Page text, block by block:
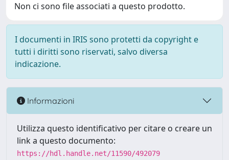
Non ci sono file associati a questo prodotto.
I documenti in IRIS sono protetti da copyright e
tutti i diritti sono riservati, salvo diversa
indicazione.
Informazioni
Utilizza questo identificativo per citare o creare un
link a questo documento:
https://hdl.handle.net/11590/492079